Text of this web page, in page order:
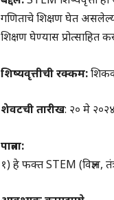
गणिताचे शिक्षण घेत
शिक्षण घेण्यास प्रोत्साहित
शिष्यवृत्तीची रक्कम:
शेवटची तारीख: २० मे २०२४
पात्रता:
१) हे फक्त STEM (विज्ञान,